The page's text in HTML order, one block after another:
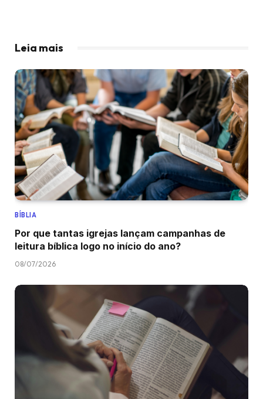
Leia mais
BÍBLIA
Por que tantas igrejas lançam campanhas de
leitura bíblica logo no início do ano?
08/07/2026